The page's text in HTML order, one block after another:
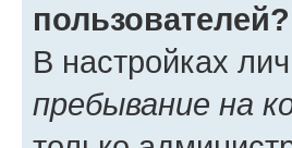
пользователей?
В настройках
пребывание на